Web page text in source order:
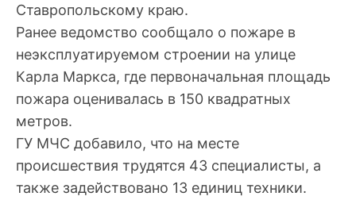
Ставропольскому краю.
Ранее ведомство сообщало о пожаре в
неэксплуатируемом строении на улице
Карла Маркса, где первоначальная площадь
пожара оценивалась в 150 квадратных
метров.
ГУ МЧС добавило, что на месте
происшествия трудятся 43 специалисты, а
также задействовано 13 единиц техники.